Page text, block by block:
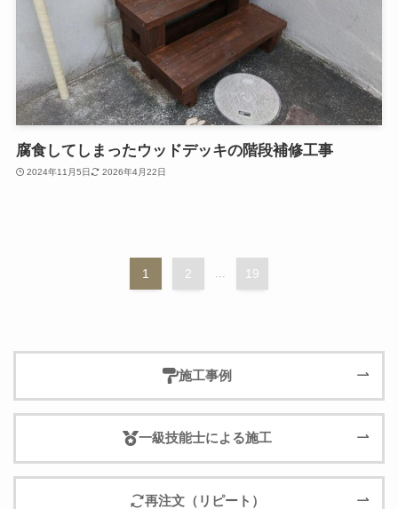
腐食してしまったウッドデッキの階段補修工事
2024年11月5日 2026年4月22日
1 2 19
施工事例
一級技能士による施工
再注文（リピート）